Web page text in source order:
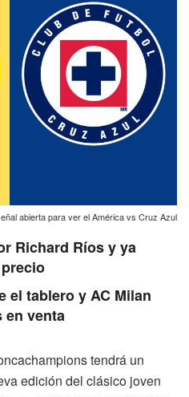
abierta para ver el América vs Cruz Azul
Richard Ríos y ya
el tablero y AC Milan
en venta
tendrá un
edición del clásico joven